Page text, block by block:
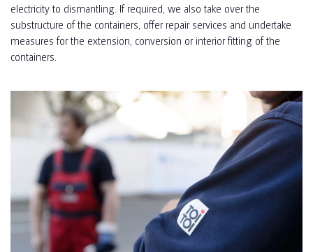
electricity to dismantling. If required, we also take over the
substructure of the containers, offer repair services and undertake
measures for the extension, conversion or interior fitting of the
containers.